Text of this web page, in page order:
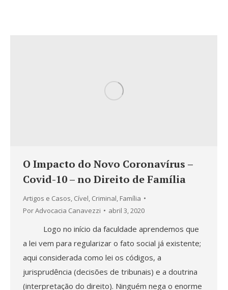
O Impacto do Novo Coronavírus –
Covid-10 – no Direito de Família
Artigos e Casos, Cível, Criminal, Família
PorAdvocacia Canavezzi abril 3, 2020
Logo no início da faculdade aprendemos que
a lei vem para regularizar o fato social já existente;
aqui considerada como lei os códigos, a
jurisprudência (decisões de tribunais) e a doutrina
(interpretação do direito). Ninguém nega o enorme